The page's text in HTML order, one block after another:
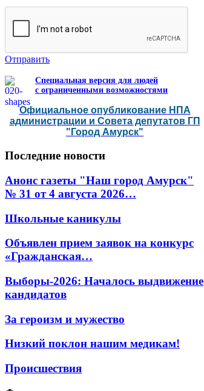
Отправить
Специальная версия для людей
с ограниченными возможностями
Официальное опубликование НПА
администрации и Совета депутатов ГП
"Город Амурск"
Последние новости
Анонс газеты "Наш город Амурск"
№ 31 от 4 августа 2026…
Школьные каникулы
Объявлен прием заявок на конкурс
«Гражданская…
Выборы-2026: Началось выдвижение
кандидатов
За героизм и мужество
Низкий поклон нашим медикам!
Происшествия